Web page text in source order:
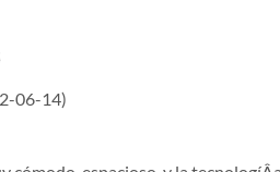
06-14)